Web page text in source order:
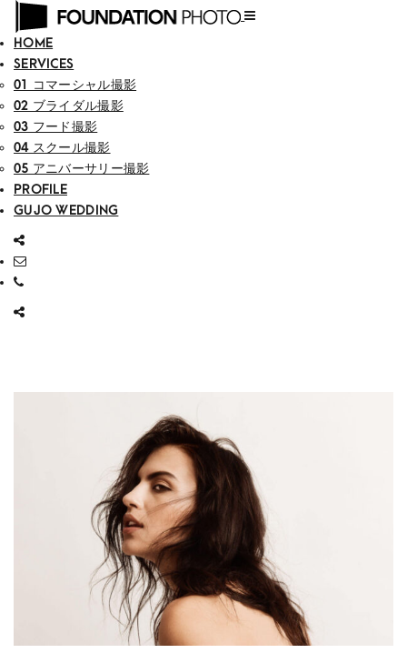
HOME
SERVICES
01 コマーシャル撮影
02 ブライダル撮影
03 フード撮影
04 スクール撮影
05 アニバーサリー撮影
PROFILE
GUJO WEDDING